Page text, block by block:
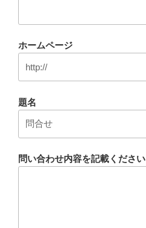
ホームページ
題名
問い合わせ内容を記載ください